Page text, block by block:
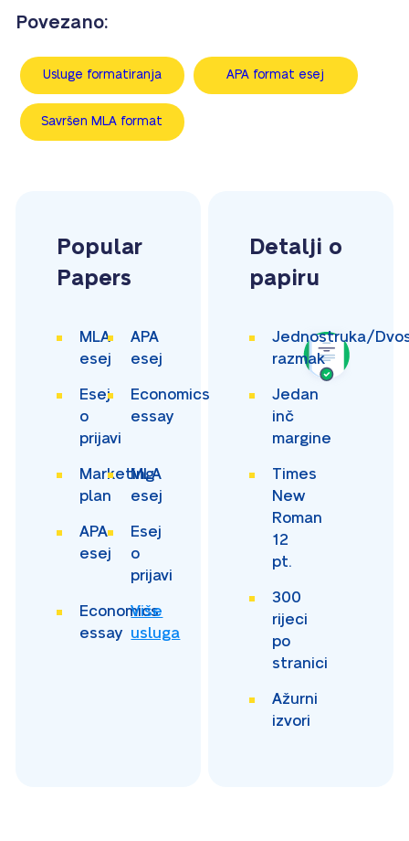
Povezano:
Usluge formatiranja APA format esej
Savršen MLA format
Popular
Papers
MLA
esej
APA
esej
Esej
o
prijavi
Economics
essay
Marketing
plan
MLA
esej
APA
esej
Esej
o
prijavi
Economics
essay
Više
usluga
Detalji o
papiru
Jednostruka/
razmak
Jedan
inč
margine
Times
New
Roman
12
pt.
300
rijeci
po
stranici
Ažurni
izvori